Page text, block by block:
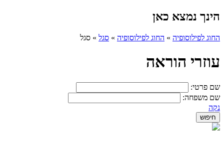
הינך נמצא כאן
החוג לפילוסופיה » החוג לפילוסופיה » סגל » סגל
עוזרי הוראה
שם פרטי:
שם משפחה:
נקה